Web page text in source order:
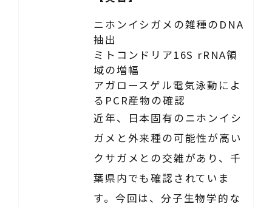
ニホンイシガメの雑種のDNA
抽出
ミトコンドリア16S rRNA領
域の増幅
アガロースゲル電気泳動によ
るPCR産物の確認
近年、日本固有のニホンイシ
ガメと外来種の可能性が高い
クサガメとの交雑があり、千
葉県内でも確認されていま
す。今回は、分子生物学的な